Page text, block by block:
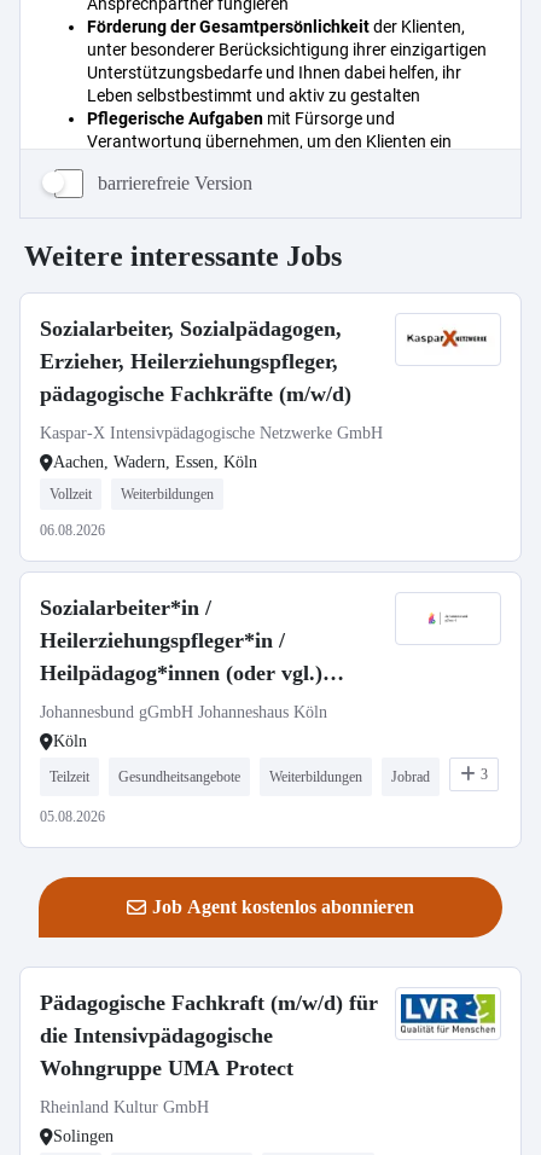
barrierefreie Version
Weitere interessante Jobs
Sozialarbeiter, Sozialpädagogen,
Erzieher, Heilerziehungspfleger,
pädagogische Fachkräfte (m/w/d)
Kaspar-X Intensivpädagogische Netzwerke GmbH
Aachen, Wadern, Essen, Köln
Vollzeit Weiterbildungen
06.08.2026
Sozialarbeiter*in /
Heilerziehungspfleger*in /
Heilpädagog*innen (oder vgl.)
(m/w/d)
Johannesbund gGmbH Johanneshaus Köln
Köln
Teilzeit Gesundheitsangebote Weiterbildungen Jobrad 3
05.08.2026
Job Agent kostenlos abonnieren
Pädagogische Fachkraft (m/w/d) für
die Intensivpädagogische
Wohngruppe UMA Protect
Rheinland Kultur GmbH
Solingen